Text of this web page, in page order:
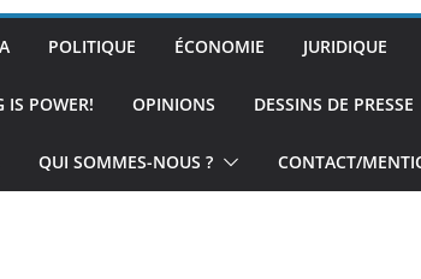
POLITIQUE ÉCONOMIE JURIDIQUE
IS POWER! OPINIONS DESSINS DE PRESSE
QUI SOMMES-NOUS ? CONTACT/